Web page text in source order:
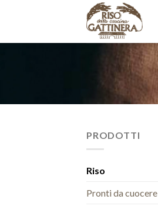
PRODOTTI
Riso
Pronti da cuocere